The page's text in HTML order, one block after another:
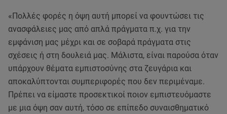
«Πολλές φορές η όψη αυτή μπορεί να φουντώσει τις
ανασφάλειες μας από απλά πράγματα π.χ. για την
εμφάνιση μας μέχρι και σε σοβαρά πράγματα στις
σχέσεις ή στη δουλειά μας. Μάλιστα, είναι παρούσα όταν
υπάρχουν θέματα εμπιστοσύνης στα ζευγάρια και
αποκαλύπτονται συμπεριφορές που δεν περιμέναμε.
Πρέπει να είμαστε προσεκτικοί ποιον εμπιστευόμαστε
με μια όψη σαν αυτή, τόσο σε επίπεδο συναισθηματικό